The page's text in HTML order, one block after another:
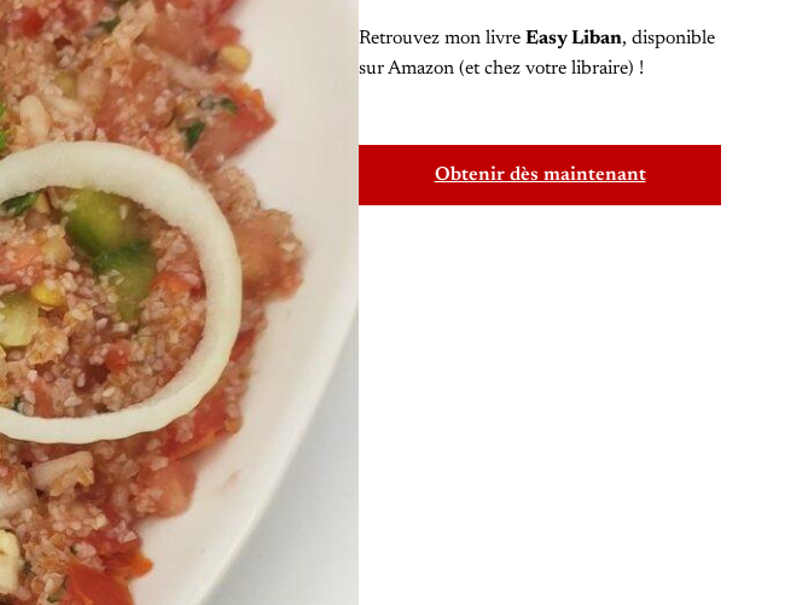
Retrouvez mon livre Easy Liban, disponible
sur Amazon (et chez votre libraire) !
Obtenir dès maintenant